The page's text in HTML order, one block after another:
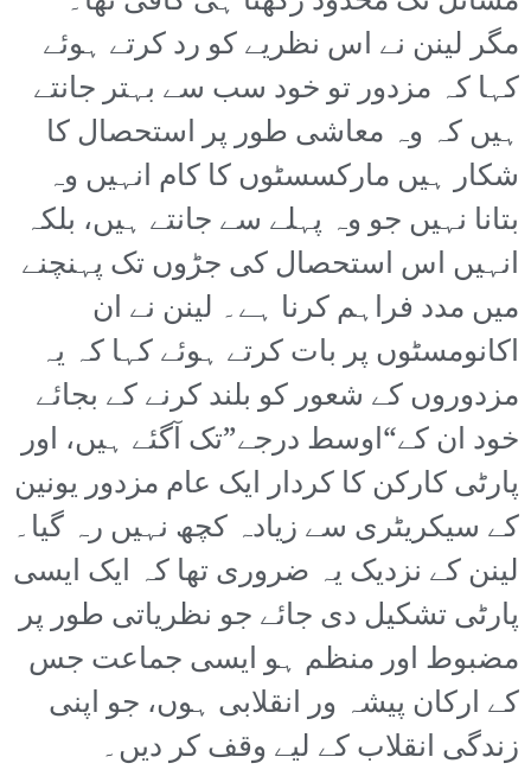
مگر لینن نے اس نظریے کو رد کرتے ہوئے
کہا کہ مزدور تو خود سب سے بہتر جانتے
ہیں کہ وہ معاشی طور پر استحصال کا
شکار ہیں مارکسسٹوں کا کام انہیں وہ
بتانا نہیں جو وہ پہلے سے جانتے ہیں، بلکہ
انہیں اس استحصال کی جڑوں تک پہنچنے
میں مدد فراہم کرنا ہے۔ لینن نے ان
اکانومسٹوں پر بات کرتے ہوئے کہا کہ یہ
مزدوروں کے شعور کو بلند کرنے کے بجائے
خود ان کے“اوسط درجے”تک آگئے ہیں، اور
پارٹی کارکن کا کردار ایک عام مزدور یونین
کے سیکریٹری سے زیادہ کچھ نہیں رہ گیا۔
لینن کے نزدیک یہ ضروری تھا کہ ایک ایسی
پارٹی تشکیل دی جائے جو نظریاتی طور پر
مضبوط اور منظم ہو ایسی جماعت جس
کے ارکان پیشہ ور انقلابی ہوں، جو اپنی
زندگی انقلاب کے لیے وقف کر دیں۔